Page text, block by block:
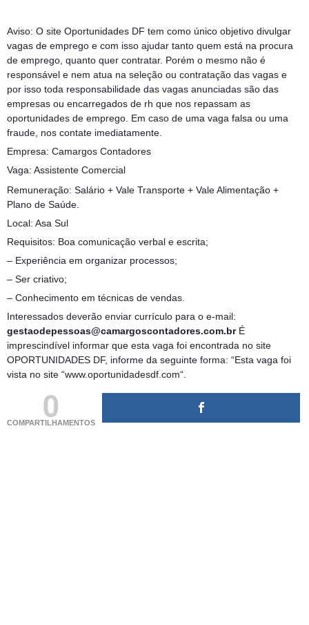
Aviso: O site Oportunidades DF tem como único objetivo divulgar
vagas de emprego e com isso ajudar tanto quem está na procura
de emprego, quanto quer contratar. Porém o mesmo não é
responsável e nem atua na seleção ou contratação das vagas e
por isso toda responsabilidade das vagas anunciadas são das
empresas ou encarregados de rh que nos repassam as
oportunidades de emprego. Em caso de uma vaga falsa ou uma
fraude, nos contate imediatamente.
Empresa: Camargos Contadores
Vaga: Assistente Comercial
Remuneração: Salário + Vale Transporte + Vale Alimentação +
Plano de Saúde.
Local: Asa Sul
Requisitos: Boa comunicação verbal e escrita;
– Experiência em organizar processos;
– Ser criativo;
– Conhecimento em técnicas de vendas.
Interessados deverão enviar currículo para o e-mail:
gestaodepessoas@camargoscontadores.com.brÉ
imprescindível informar que esta vaga foi encontrada no site
OPORTUNIDADES DF, informe da seguinte forma: “Esta vaga foi
vista no site “www.oportunidadesdf.com“.
0
COMPARTILHAMENTOS